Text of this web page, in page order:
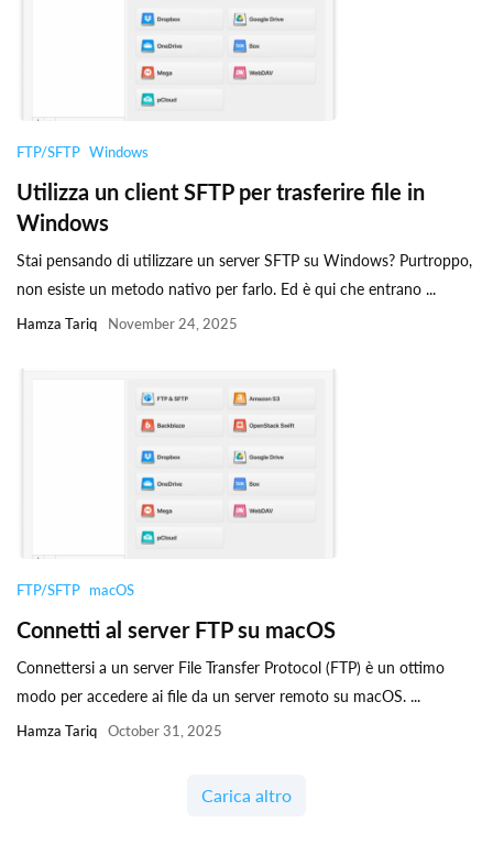
FTP/SFTP Windows
Utilizza un client SFTP per trasferire file in
Windows
Stai pensando di utilizzare un server SFTP su Windows? Purtroppo,
non esiste un metodo nativo per farlo. Ed è qui che entrano ...
Hamza Tariq November 24, 2025
FTP/SFTP macOS
Connetti al server FTP su macOS
Connettersi a un server File Transfer Protocol (FTP) è un ottimo
modo per accedere ai file da un server remoto su macOS. ...
Hamza Tariq October 31, 2025
Carica altro